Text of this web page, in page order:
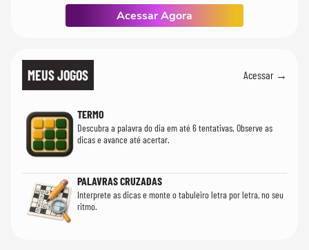
Acessar Agora
MEUS JOGOS Acessar →
TERMO
Descubra a palavra do dia em até 6 tentativas. Observe as
dicas e avance até acertar.
PALAVRAS CRUZADAS
Interprete as dicas e monte o tabuleiro letra por letra, no seu
ritmo.